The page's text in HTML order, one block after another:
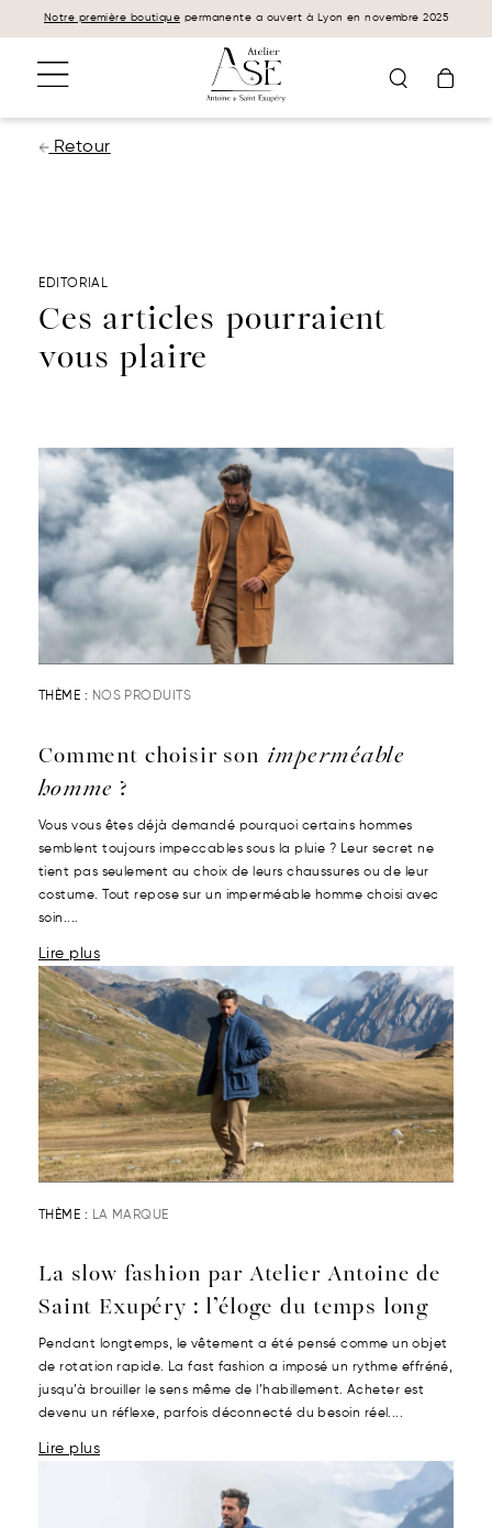
Panneau de gestion des cookies
Notre première boutique permanente a ouvert à Lyon en novembre 2025
Retour
EDITORIAL
Ces articles pourraient
vous plaire
THÈME : NOS PRODUITS
Comment choisir son imperméable
homme ?
Vous vous êtes déjà demandé pourquoi certains hommes
semblent toujours impeccables sous la pluie ? Leur secret ne
tient pas seulement au choix de leurs chaussures ou de leur
costume. Tout repose sur un imperméable homme choisi avec
soin....
Lire plus
THÈME : LA MARQUE
La slow fashion par Atelier Antoine de
Saint Exupéry : l’éloge du temps long
Pendant longtemps, le vêtement a été pensé comme un objet
de rotation rapide. La fast fashion a imposé un rythme effréné,
jusqu’à brouiller le sens même de l’habillement. Acheter est
devenu un réflexe, parfois déconnecté du besoin réel....
Lire plus